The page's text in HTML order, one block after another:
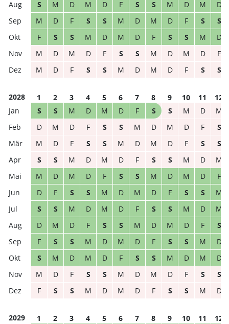
S M D M D F S S M D M
D
M
D F S S M D M D F S
S
F
S S M D M D F S S M
D
M
D M D F S S M D M D
F
M
D F S S M D M D F S S
2028 1 2 3 4 5 6 7 8 9 10 11
12
S
S M D M D F S S M D
M
D
M D F S S M D M D F
S
M
D F S S M D M D F S
S
S
S M D M D F S S M D
M
M
D M D F S S M D M D
F
D
F S S M D M D F S S
M
S
S M D M D F S S M D
M
D
M D F S S M D M D F
S
F
S S M D M D F S S M
D
S
M D M D F S S M D M
D
M
D F S S M D M D F S
S
F
S S M D M D F S S M D
2029 1 2 3 4 5 6 7 8 9 10 11
12